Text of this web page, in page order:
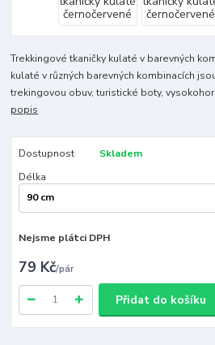
Trekkingové tkaničky kulaté v barevných
kulaté v různých barevných kombinacích
trekingovou obuv, turistické boty,
popis
Dostupnost
Skladem
Délka
Nejsme plátci DPH
79 Kč/pár
Přidat do košíku